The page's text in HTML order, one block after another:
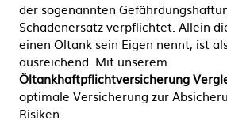
der sogenannten
Schadenersatz verpflichtet. Allein
einen Öltank sein Eigen nennt, ist
ausreichend. Mit unserem
Öltankhaftpflichtversicherung
optimale Versicherung zur
Risiken.